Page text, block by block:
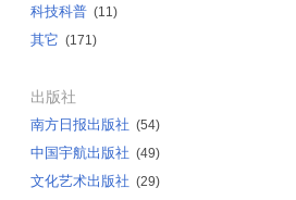
科技科普 (11)
其它 (171)
出版社
南方日报出版社 (54)
中国宇航出版社 (49)
文化艺术出版社 (29)